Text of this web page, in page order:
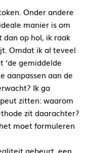
Onder andere
manier is om
op hol, ik raak
Omdat ik al teveel
‘de gemiddelde
aanpassen aan de
Ik ga
zitten: waarom
zit daarachter?
moet formuleren
gebeurt, een